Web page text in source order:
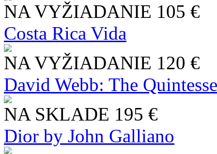
NA VYŽIADANIE 105 €
Costa Rica Vida
NA VYŽIADANIE 120 €
David Webb: The
NA SKLADE 195 €
Dior by John Galliano